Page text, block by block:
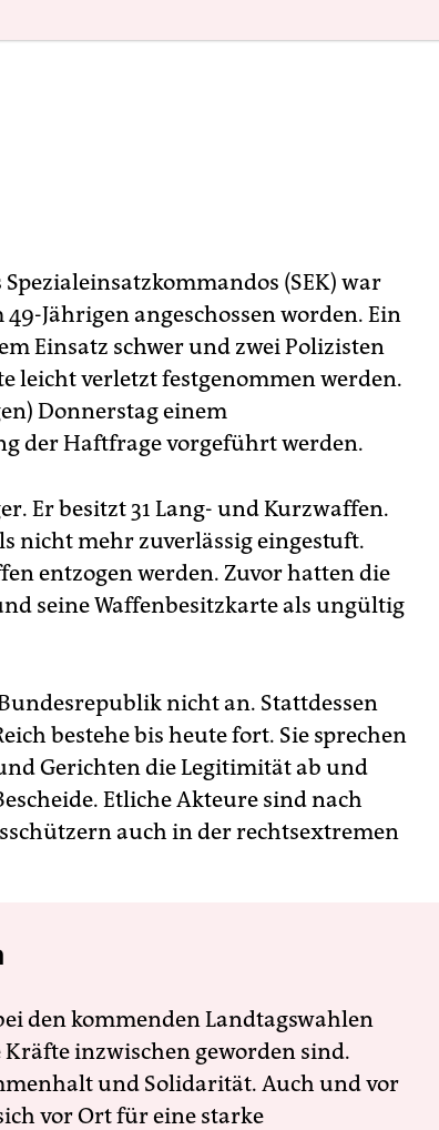
Spezialeinsatzkommandos (SEK) war
Jährigen angeschossen worden. Ein
Einsatz schwer und zwei Polizisten
leicht verletzt festgenommen werden.
Donnerstag einem
der Haftfrage vorgeführt werden.
Er besitzt 31 Lang- und Kurzwaffen.
nicht mehr zuverlässig eingestuft.
entzogen werden. Zuvor hatten die
seine Waffenbesitzkarte als ungültig
nicht an. Stattdessen
bestehe bis heute fort. Sie sprechen
Gerichten die Legitimität ab und
Etliche Akteure sind nach
auch in der rechtsextremen
den kommenden Landtagswahlen
inzwischen geworden sind.
und Solidarität. Auch und vor
vor Ort für eine starke